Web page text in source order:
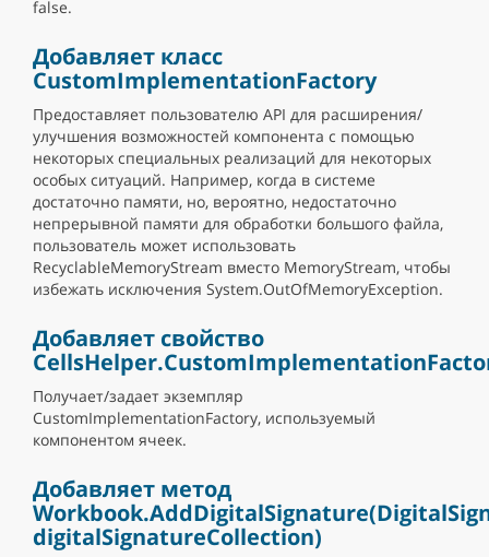
false.
Добавляет класс
CustomImplementationFactory
Предоставляет пользователю API для расширения/
улучшения возможностей компонента с помощью
некоторых специальных реализаций для некоторых
особых ситуаций. Например, когда в системе
достаточно памяти, но, вероятно, недостаточно
непрерывной памяти для обработки большого файла,
пользователь может использовать
RecyclableMemoryStream вместо MemoryStream, чтобы
избежать исключения System.OutOfMemoryException.
Добавляет свойство
Получает/задает экземпляр
CustomImplementationFactory, используемый
компонентом ячеек.
Добавляет метод
digitalSignatureCollection)